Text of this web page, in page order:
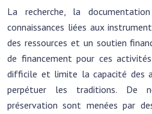
La recherche, la
connaissances liées aux
des ressources et un soutien
de financement pour ces
difficile et limite la capacité des
perpétuer les traditions. De
préservation sont menées par